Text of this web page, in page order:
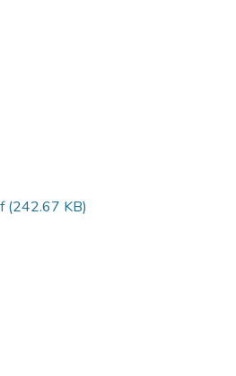
(242.67 KB)